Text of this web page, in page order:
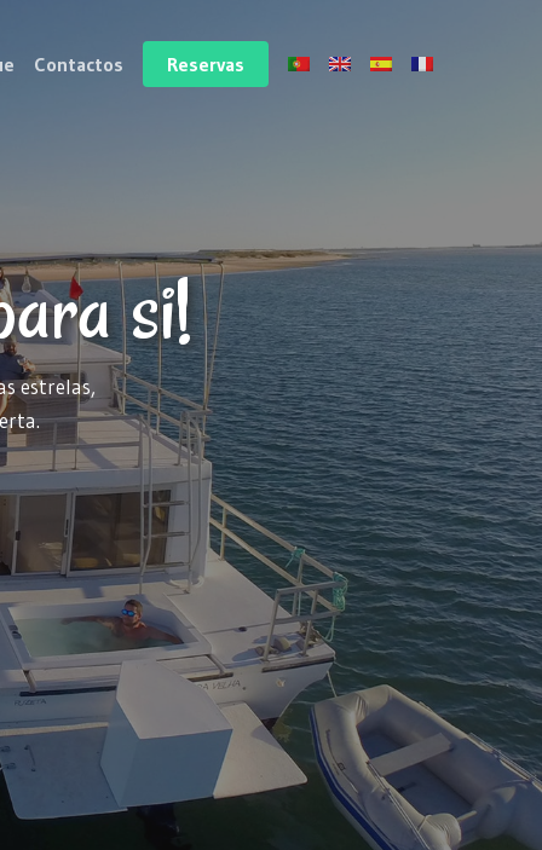
Contactos Reservas
si!
estrelas,